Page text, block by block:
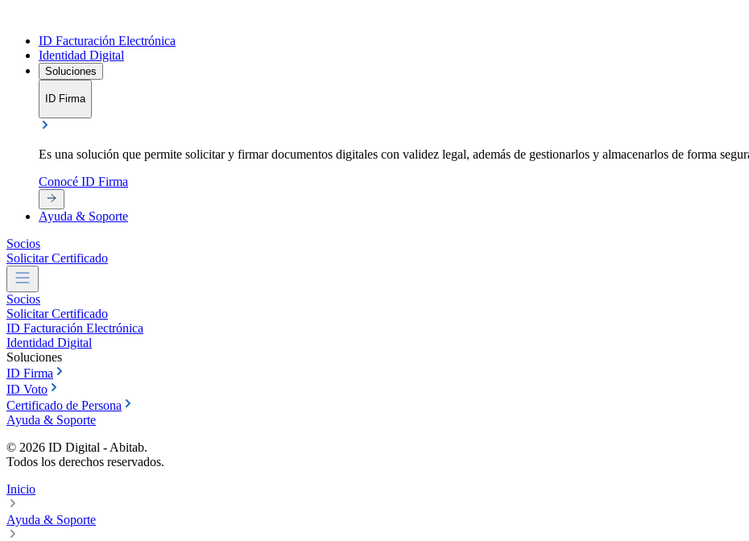
ID Facturación Electrónica
Identidad Digital
Soluciones
ID Firma
Es una solución que permite solicitar y firmar documentos digitales con validez legal, además de gestionarlos y almacenarlos de forma
Conocé ID Firma
Ayuda & Soporte
Socios
Solicitar Certificado
Socios
Solicitar Certificado
ID Facturación Electrónica
Identidad Digital
Soluciones
ID Firma
ID Voto
Certificado de Persona
Ayuda & Soporte
© 2026 ID Digital - Abitab.
Todos los derechos reservados.
Inicio
Ayuda & Soporte